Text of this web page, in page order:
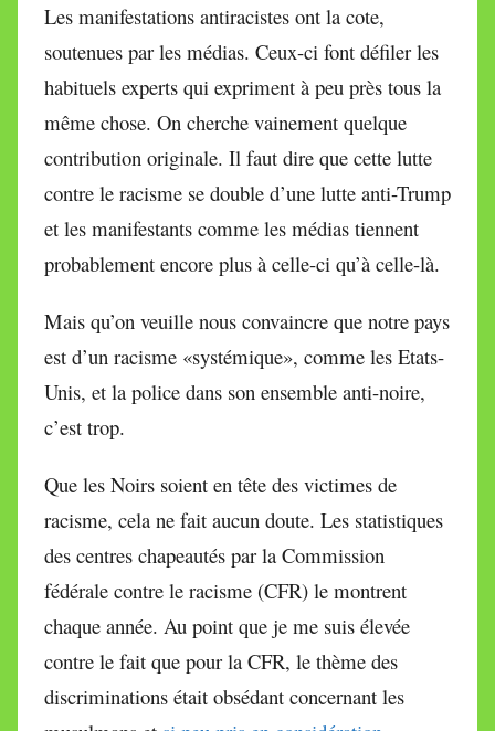
Les manifestations antiracistes ont la cote,
soutenues par les médias. Ceux-ci font défiler les
habituels experts qui expriment à peu près tous la
même chose. On cherche vainement quelque
contribution originale. Il faut dire que cette lutte
contre le racisme se double d’une lutte anti-Trump
et les manifestants comme les médias tiennent
probablement encore plus à celle-ci qu’à celle-là.
Mais qu’on veuille nous convaincre que notre pays
est d’un racisme «systémique», comme les Etats-
Unis, et la police dans son ensemble anti-noire,
c’est trop.
Que les Noirs soient en tête des victimes de
racisme, cela ne fait aucun doute. Les statistiques
des centres chapeautés par la Commission
fédérale contre le racisme (CFR) le montrent
chaque année. Au point que je me suis élevée
contre le fait que pour la CFR, le thème des
discriminations était obsédant concernant les